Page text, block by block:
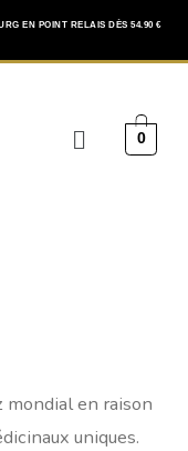
EN POINT RELAIS DÈS 54.90 €
Menu 0
mondial en raison
uniques.